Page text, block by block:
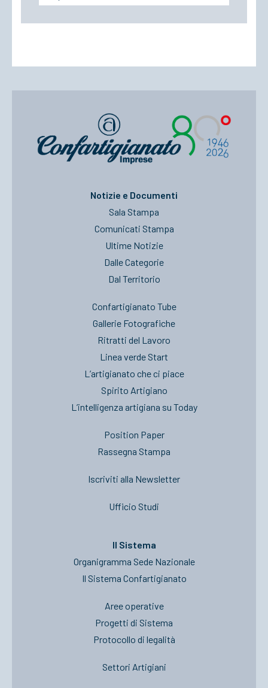
Notizie e Documenti
Sala Stampa
Comunicati Stampa
Ultime Notizie
Dalle Categorie
Dal Territorio
Confartigianato Tube
Gallerie Fotografiche
Ritratti del Lavoro
Linea verde Start
L’artigianato che ci piace
Spirito Artigiano
L’intelligenza artigiana su Today
Position Paper
Rassegna Stampa
Iscriviti alla Newsletter
Ufficio Studi
Il Sistema
Organigramma Sede Nazionale
Il Sistema Confartigianato
Aree operative
Progetti di Sistema
Protocollo di legalità
Settori Artigiani